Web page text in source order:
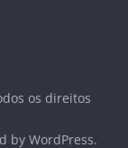
os direitos
by WordPress.